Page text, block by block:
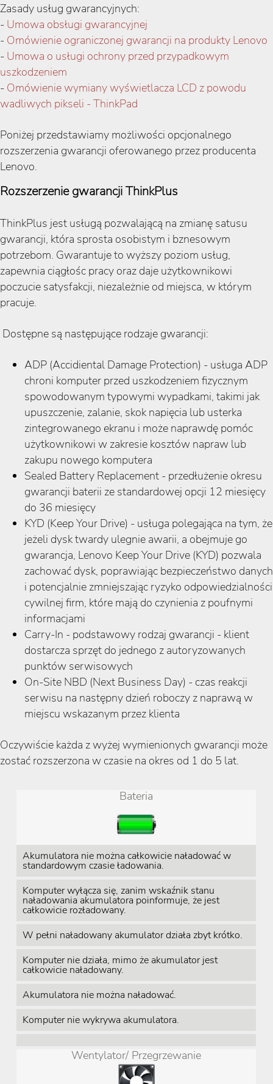
Zasady usług gwarancyjnych:
- Umowa obsługi gwarancyjnej
- Omówienie ograniczonej gwarancji na produkty Lenovo
- Umowa o usługi ochrony przed przypadkowym
uszkodzeniem
- Omówienie wymiany wyświetlacza LCD z powodu
wadliwych pikseli - ThinkPad
Poniżej przedstawiamy możliwości opcjonalnego
rozszerzenia gwarancji oferowanego przez producenta
Lenovo.
Rozszerzenie gwarancji ThinkPlus
ThinkPlus jest usługą pozwalającą na zmianę satusu
gwarancji, która sprosta osobistym i bznesowym
potrzebom. Gwarantuje to wyższy poziom usług,
zapewnia ciągłośc pracy oraz daje użytkownikowi
poczucie satysfakcji, niezależnie od miejsca, w którym
pracuje.
Dostępne są następujące rodzaje gwarancji:
ADP (Accidiental Damage Protection) - usługa ADP
chroni komputer przed uszkodzeniem fizycznym
spowodowanym typowymi wypadkami, takimi jak
upuszczenie, zalanie, skok napięcia lub usterka
zintegrowanego ekranu i może naprawdę pomóc
użytkownikowi w zakresie kosztów napraw lub
zakupu nowego komputera
Sealed Battery Replacement - przedłużenie okresu
gwarancji baterii ze standardowej opcji 12 miesięcy
do 36 miesięcy
KYD (Keep Your Drive) - usługa polegająca na tym, że
jeżeli dysk twardy ulegnie awarii, a obejmuje go
gwarancja, Lenovo Keep Your Drive (KYD) pozwala
zachować dysk, poprawiając bezpieczeństwo danych
i potencjalnie zmniejszając ryzyko odpowiedzialności
cywilnej firm, które mają do czynienia z poufnymi
informacjami
Carry-In - podstawowy rodzaj gwarancji - klient
dostarcza sprzęt do jednego z autoryzowanych
punktów serwisowych
On-Site NBD (Next Business Day) - czas reakcji
serwisu na następny dzień roboczy z naprawą w
miejscu wskazanym przez klienta
Oczywiście każda z wyżej wymienionych gwarancji może
zostać rozszerzona w czasie na okres od 1 do 5 lat.
Bateria
Akumulatora nie można całkowicie naładować w
standardowym czasie ładowania.
Komputer wyłącza się, zanim wskaźnik stanu
naładowania akumulatora poinformuje, że jest
całkowicie rozładowany.
W pełni naładowany akumulator działa zbyt krótko.
Komputer nie działa, mimo że akumulator jest
całkowicie naładowany.
Akumulatora nie można naładować.
Komputer nie wykrywa akumulatora.
Wentylator/ Przegrzewanie